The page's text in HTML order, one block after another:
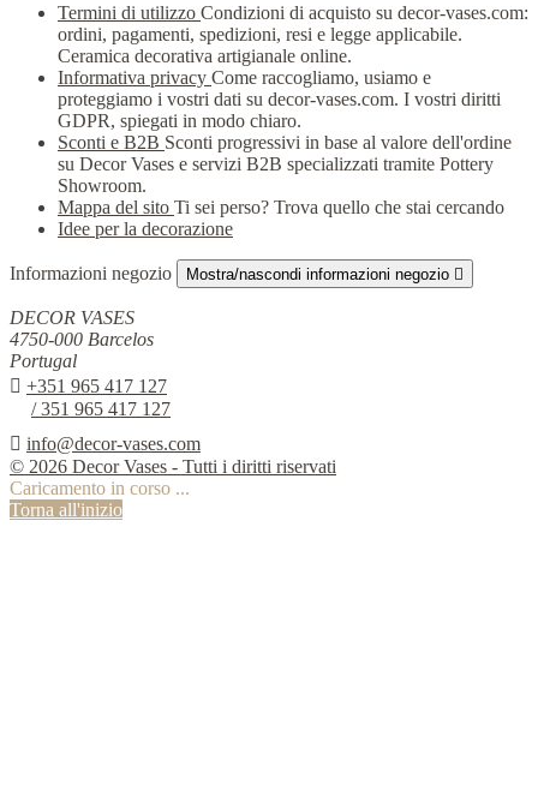
Termini di utilizzo Condizioni di acquisto su decor-vases.com:
ordini, pagamenti, spedizioni, resi e legge applicabile.
Ceramica decorativa artigianale online.
Informativa privacy Come raccogliamo, usiamo e
proteggiamo i vostri dati su decor-vases.com. I vostri diritti
GDPR, spiegati in modo chiaro.
Sconti e B2B Sconti progressivi in base al valore dell'ordine
su Decor Vases e servizi B2B specializzati tramite Pottery
Showroom.
Mappa del sito Ti sei perso? Trova quello che stai cercando
Idee per la decorazione
Informazioni negozio Mostra/nascondi informazioni negozio 
DECOR VASES
4750-000 Barcelos
Portugal
 +351 965 417 127
/ 351 965 417 127
 info@decor-vases.com
© 2026 Decor Vases - Tutti i diritti riservati
Caricamento in corso ...
Torna all'inizio